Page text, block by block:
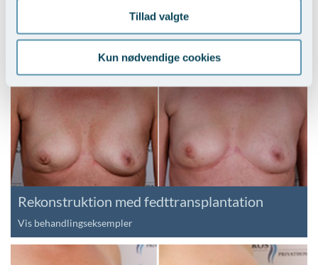
Tillad valgte
Kun nødvendige cookies
Rekonstruktion med eget væv
Vis behandlingseksempler>
Rekonstruktion med fedttransplantation
Vis behandlingseksempler